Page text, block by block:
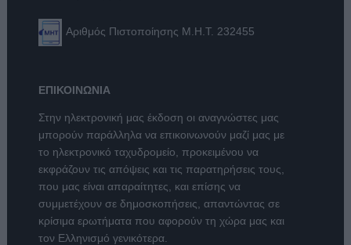
Αριθμός Πιστοποίησης Μ.Η.Τ. 232455
ΕΠΙΚΟΙΝΩΝΙΑ
Στην ηλεκτρονική μας έκδοση οι αναγνώστες μας
μπορούν παράλληλα να επικοινωνούν μαζί μας με
το ηλεκτρονικό ταχυδρομείο, προκειμένου να
εκφράζουν τις απόψεις και τις παρατηρήσεις τους,
που μας είναι απαραίτητες, και επίσης να
συμμετέχουν σε δημοσκοπήσεις, απαντώντας σε
κρίσιμα ερωτήματα που αφορούν τη χώρα μας και
τον Ελληνισμό γενικότερα.